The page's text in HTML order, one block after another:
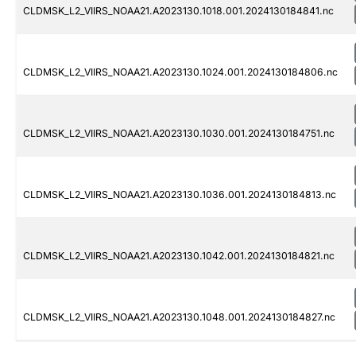
CLDMSK_L2_VIIRS_NOAA21.A2023130.1018.001.2024130184841.nc
CLDMSK_L2_VIIRS_NOAA21.A2023130.1024.001.2024130184806.nc
CLDMSK_L2_VIIRS_NOAA21.A2023130.1030.001.2024130184751.nc
CLDMSK_L2_VIIRS_NOAA21.A2023130.1036.001.2024130184813.nc
CLDMSK_L2_VIIRS_NOAA21.A2023130.1042.001.2024130184821.nc
CLDMSK_L2_VIIRS_NOAA21.A2023130.1048.001.2024130184827.nc